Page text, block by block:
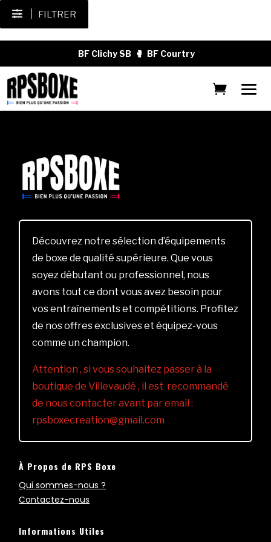
FILTRER
BF Clichy SB 🥊 BF Courtry
Découvrez notre sélection d’équipements
de boxe de qualité supérieure. Que vous
soyez débutant ou professionnel, nous
avons tout ce dont vous avez besoin pour
vos entraînements et compétitions. Profitez
de nos offres exclusives et équipez-vous
comme un champion.
Attention , si vous souhaitez passer à la
boutique de Villevaudé , il est recommandé
de nous contacter avant par email :
rpsboxecreation@gmail.com
À Propos de RPS Boxe
Qui sommes-nous ?
Contactez-nous
Informations Utiles